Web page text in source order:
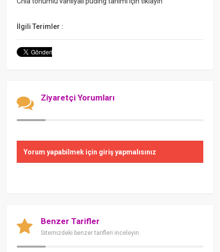
İlgili Terimler :
Ziyaretçi Yorumları
Yorum yapabilmek için giriş yapmalısınız
Benzer Tarifler
Sitemizdeki benzer tarifleri inceleyin